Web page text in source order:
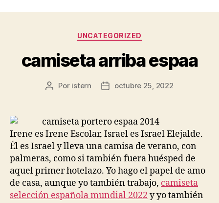
Categorías
UNCATEGORIZED
camiseta arriba espaa
Autor
entrada
Por istern
Fecha
entrada
octubre 25, 2022
Irene es Irene Escolar, Israel es Israel Elejalde.
Él es Israel y lleva una camisa de verano, con
palmeras, como si también fuera huésped de
aquel primer hotelazo. Yo hago el papel de amo
de casa, aunque yo también trabajo, camiseta
selección española mundial 2022 y yo también